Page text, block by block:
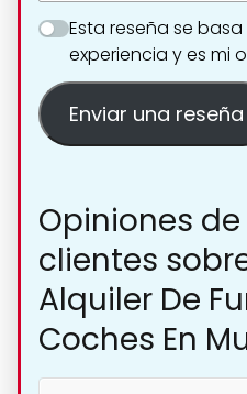
Esta reseña se
experiencia y es mi
Enviar una reseña
Opiniones
clientes
Alquiler De
Coches En